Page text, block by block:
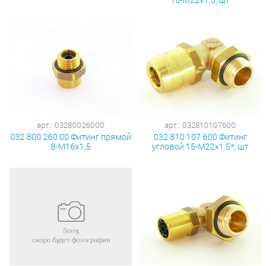
арт.: 03280026000
032 800 260 00 Фитинг прямой
8-М16х1,5
арт.: 032810107600
032 810 107 600 Фитинг
угловой 15-М22х1.5*, шт